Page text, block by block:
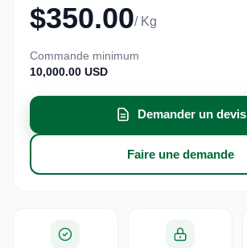
$350.00/ Kg
Commande minimum
10,000.00 USD
Demander un devis
Faire une demande